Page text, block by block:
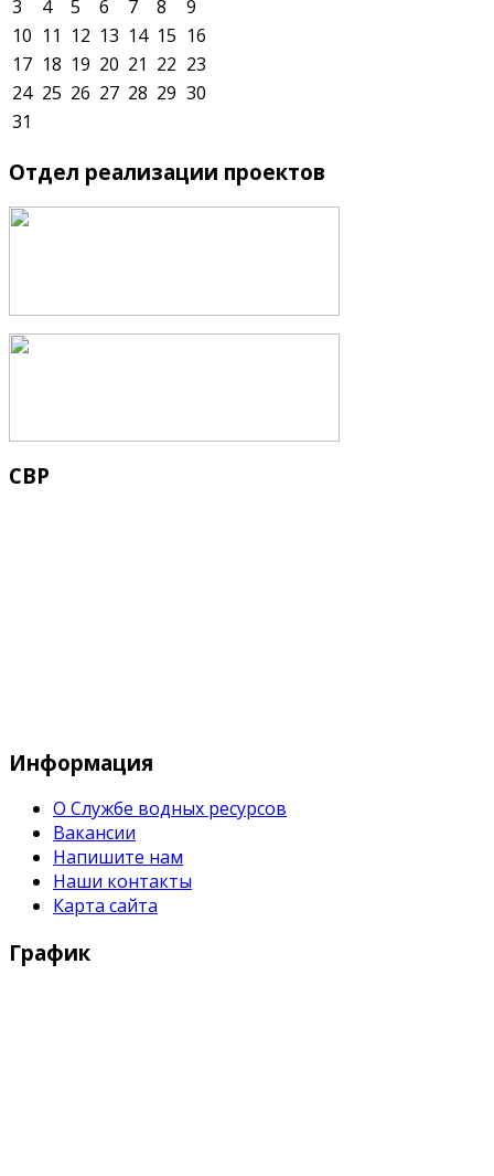
3
4 5 6 7 8
9
10 11 12 13 14 15 16
17 18 19 20 21 22 23
24 25 26 27 28 29 30
31
Отдел реализации проектов
СВР
Информация
О Службе водных ресурсов
Вакансии
Напишите нам
Наши контакты
Карта сайта
График